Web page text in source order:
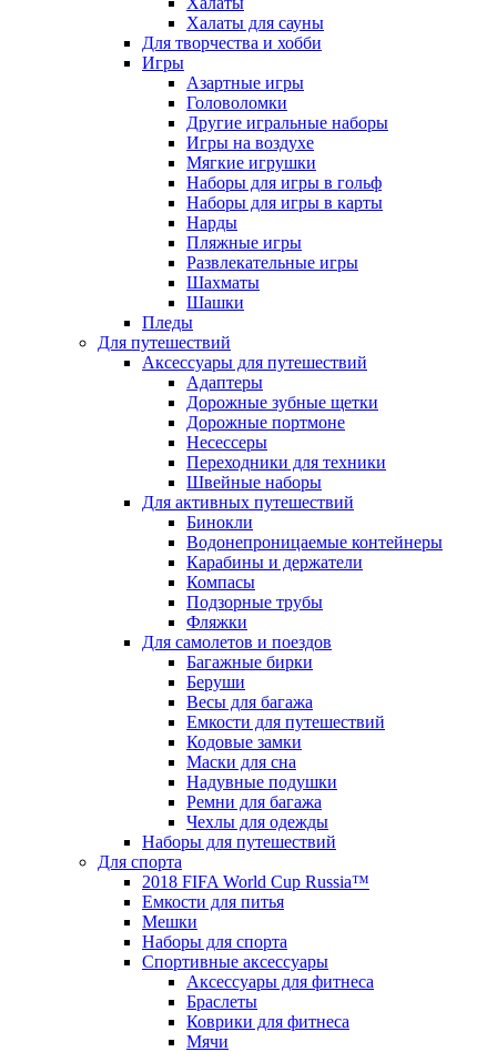
Халаты для сауны
Для творчества и хобби
Игры
Азартные игры
Головоломки
Другие игральные наборы
Игры на воздухе
Мягкие игрушки
Наборы для игры в гольф
Наборы для игры в карты
Нарды
Пляжные игры
Развлекательные игры
Шахматы
Шашки
Пледы
Для путешествий
Аксессуары для путешествий
Адаптеры
Дорожные зубные щетки
Дорожные портмоне
Несессеры
Переходники для техники
Швейные наборы
Для активных путешествий
Бинокли
Водонепроницаемые контейнеры
Карабины и держатели
Компасы
Подзорные трубы
Фляжки
Для самолетов и поездов
Багажные бирки
Беруши
Весы для багажа
Емкости для путешествий
Кодовые замки
Маски для сна
Надувные подушки
Ремни для багажа
Чехлы для одежды
Наборы для путешествий
Для спорта
2018 FIFA World Cup Russia™
Емкости для питья
Мешки
Наборы для спорта
Спортивные аксессуары
Аксессуары для фитнеса
Браслеты
Коврики для фитнеса
Мячи